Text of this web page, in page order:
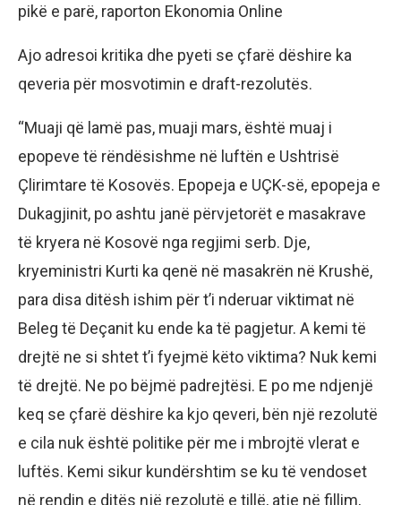
pikë e parë, raporton Ekonomia Online
Ajo adresoi kritika dhe pyeti se çfarë dëshire ka
qeveria për mosvotimin e draft-rezolutës.
“Muaji që lamë pas, muaji mars, është muaj i
epopeve të rëndësishme në luftën e Ushtrisë
Çlirimtare të Kosovës. Epopeja e UÇK-së, epopeja e
Dukagjinit, po ashtu janë përvjetorët e masakrave
të kryera në Kosovë nga regjimi serb. Dje,
kryeministri Kurti ka qenë në masakrën në Krushë,
para disa ditësh ishim për t’i nderuar viktimat në
Beleg të Deçanit ku ende ka të pagjetur. A kemi të
drejtë ne si shtet t’i fyejmë këto viktima? Nuk kemi
të drejtë. Ne po bëjmë padrejtësi. E po me ndjenjë
keq se çfarë dëshire ka kjo qeveri, bën një rezolutë
e cila nuk është politike për me i mbrojtë vlerat e
luftës. Kemi sikur kundërshtim se ku të vendoset
në rendin e ditës një rezolutë e tillë, atje në fillim,